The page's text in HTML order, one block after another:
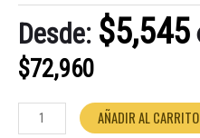
Desde: $5,545
$72,960
cantidad
AÑADIR AL CARRITO